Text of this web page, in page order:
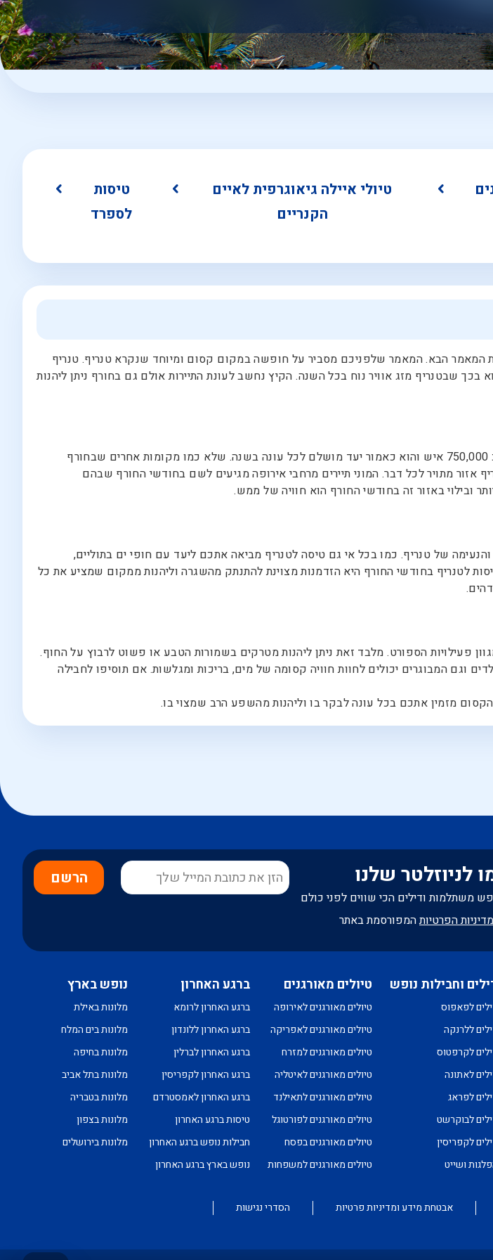
טיולי איילה גיאוגרפית לאיים
הקנריים
טיסות
לספרד
הבא. המאמר שלפניכם מסביר על חופשה במקום קסום ומיוחד שנקרא טנריף. טנריף
שבטנריף מזג אוויר נוח בכל השנה. הקיץ נחשב לעונת התיירות אולם גם בחורף ניתן ליהנות
האי טנריף נמצא תחת שליטה ספרדית ומרוחק בכ 300 ק"מ מאפריקה. באי מתגוררים כ 750,000 איש והוא כאמור יעד מושלם לכל עונה בשנה. שלא כמו מקומות אחרים שבחורף
מתויר לכל דבר. המוני תיירים מרחבי אירופה מגיעים לשם בחודשי החורף שבהם
של טנריף. כמו בכל אי גם טיסה לטנריף מביאה אתכם ליעד עם חופי ים בתוליים,
לטנריף בחודשי החורף היא הזדמנות מצוינת להתנתק מהשגרה וליהנות ממקום שמציע את כל
פעילויות הספורט. מלבד זאת ניתן ליהנות מטרקים בשמורות הטבע או פשוט לרבוץ על החוף.
המבוגרים יכולים לחוות חוויה קסומה של מים, בריכות ומגלשות. אם תוסיפו לחבילה
מזמין אתכם בכל עונה לבקר בו וליהנות מהשפע הרב שמצוי בו.
לניוזלטר שלנו
משתלמות ודילים הכי שווים לפני כולם
מדיניות הפרטיותהמפורסמת באתר
הרשם
וחבילות נופש
לפאפוס
ללרנקה
לקרפטוס
לאתונה
לפראג
לבוקרשט
לקפריסין
ושייט
טיולים מאורגנים
טיולים מאורגנים לאירופה
טיולים מאורגנים לאפריקה
טיולים מאורגנים למזרח
טיולים מאורגנים לאיטליה
טיולים מאורגנים לתאילנד
טיולים מאורגנים לפורטוגל
טיולים מאורגנים בפסח
טיולים מאורגנים למשפחות
ברגע האחרון
ברגע האחרון לרומא
ברגע האחרון ללונדון
ברגע האחרון לברלין
ברגע האחרון לקפריסין
ברגע האחרון לאמסטרדם
טיסות ברגע האחרון
חבילות נופש ברגע האחרון
נופש בארץ ברגע האחרון
נופש בארץ
מלונות באילת
מלונות בים המלח
מלונות בחיפה
מלונות בתל אביב
מלונות בטבריה
מלונות בצפון
מלונות בירושלים
אבטחת מידע ומדיניות פרטיות הסדרי נגישות